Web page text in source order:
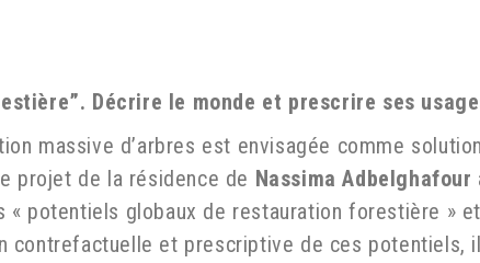
Décrire le monde et prescrire ses
massive d’arbres est envisagée comme
projet de la résidence de Nassima Adbelghafour
potentiels globaux de restauration forestière »
contrefactuelle et prescriptive de ces potentiels,